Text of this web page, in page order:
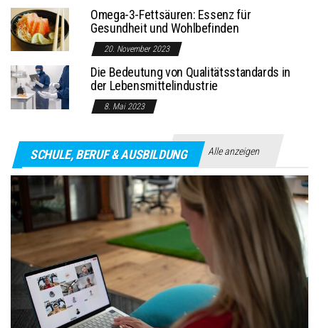
Omega-3-Fettsäuren: Essenz für
Gesundheit und Wohlbefinden
20. November 2023
Die Bedeutung von Qualitätsstandards in
der Lebensmittelindustrie
8. Mai 2023
SCHULE, BERUF & AUSBILDUNG Alle anzeigen